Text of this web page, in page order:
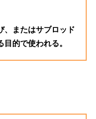
、またはサブロッド
的で使われる。